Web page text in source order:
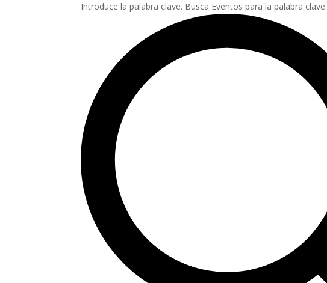
Introduce la palabra clave. Busca Eventos para la palabra clave.